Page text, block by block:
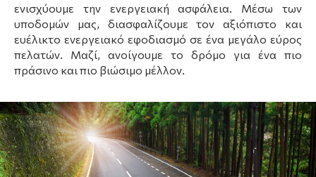
ενισχύουμε την ενεργειακή ασφάλεια. Μέσω των
υποδομών μας, διασφαλίζουμε τον αξιόπιστο και
ευέλικτο ενεργειακό εφοδιασμό σε ένα μεγάλο εύρος
πελατών. Μαζί, ανοίγουμε το δρόμο για ένα πιο
πράσινο και πιο βιώσιμο μέλλον.